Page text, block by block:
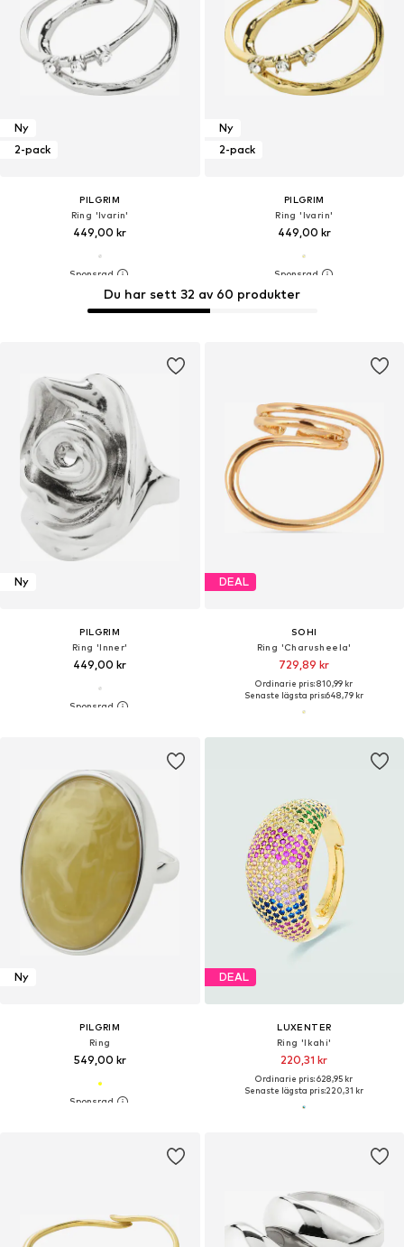
Ny
2-pack
PILGRIM
Ring 'Ivarin'
449,00 kr
Ny
2-pack
PILGRIM
Ring 'Ivarin'
449,00 kr
Ny
PILGRIM
Ring 'Inner'
449,00 kr
DEAL
SOHI
Ring 'Charusheela'
729,89 kr
Ordinarie pris: 810,99 kr
Senaste lägsta pris:648,79 kr
Du har sett 32 av 60 produkter
Ny
PILGRIM
Ring
549,00 kr
DEAL
LUXENTER
Ring 'Ikahi'
220,31 kr
Ordinarie pris: 628,95 kr
Senaste lägsta pris:220,31 kr